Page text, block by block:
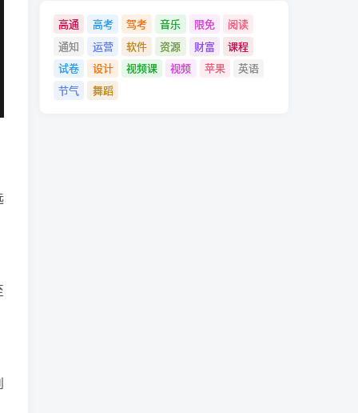
高通 高考 驾考 音乐 限免
阅读
通知
运营 软件 资源 财富
课程
试卷
设计 视频课 视频 苹果
英语
节气
舞蹈